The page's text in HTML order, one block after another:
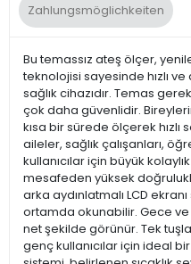
Zahlungsmöglichkeiten
Bu temassız ateş ölçer,
teknolojisi sayesinde hızlı
sağlık cihazıdır. Temas
çok daha güvenlidir.
kısa bir sürede ölçerek
aileler, sağlık çalışanları,
kullanıcılar için büyük
mesafeden yüksek
arka aydınlatmalı LCD
ortamda okunabilir. Gece
net şekilde görünür. Tek
genç kullanıcılar için ideal